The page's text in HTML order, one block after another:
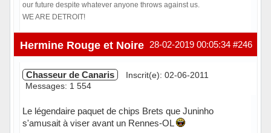
our future despite whatever anyone throws against us.
WE ARE DETROIT!
Hors ligne #246
28-02-2019 00:05:34
Hermine Rouge et Noire
Chasseur de Canaris
Inscrit(e): 02-06-2011
Messages: 1 554
Le légendaire paquet de chips Brets que Juninho
s'amusait à viser avant un Rennes-OL